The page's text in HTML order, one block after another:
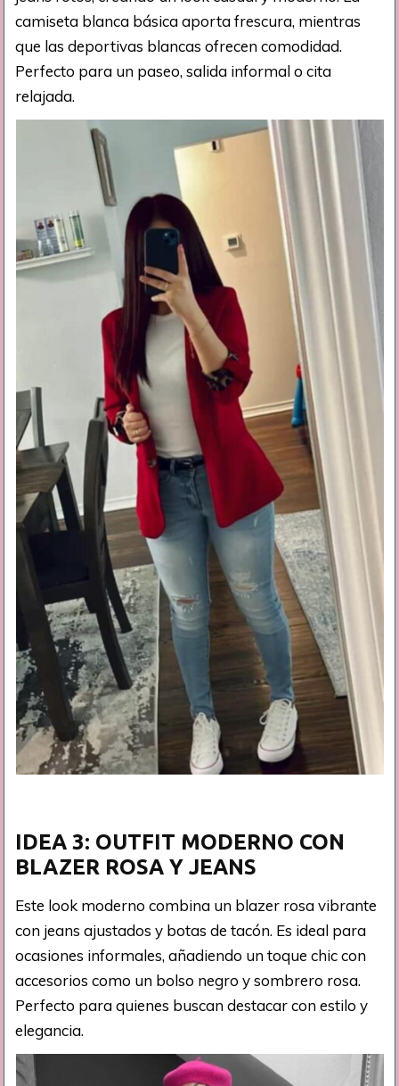
camiseta blanca básica aporta frescura, mientras
que las deportivas blancas ofrecen comodidad.
Perfecto para un paseo, salida informal o cita
relajada.
IDEA 3: OUTFIT MODERNO CON
BLAZER ROSA Y JEANS
Este look moderno combina un blazer rosa vibrante
con jeans ajustados y botas de tacón. Es ideal para
ocasiones informales, añadiendo un toque chic con
accesorios como un bolso negro y sombrero rosa.
Perfecto para quienes buscan destacar con estilo y
elegancia.